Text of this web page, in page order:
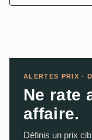
ALERTES PRIX ·
Ne rate
affaire.
Définis un prix